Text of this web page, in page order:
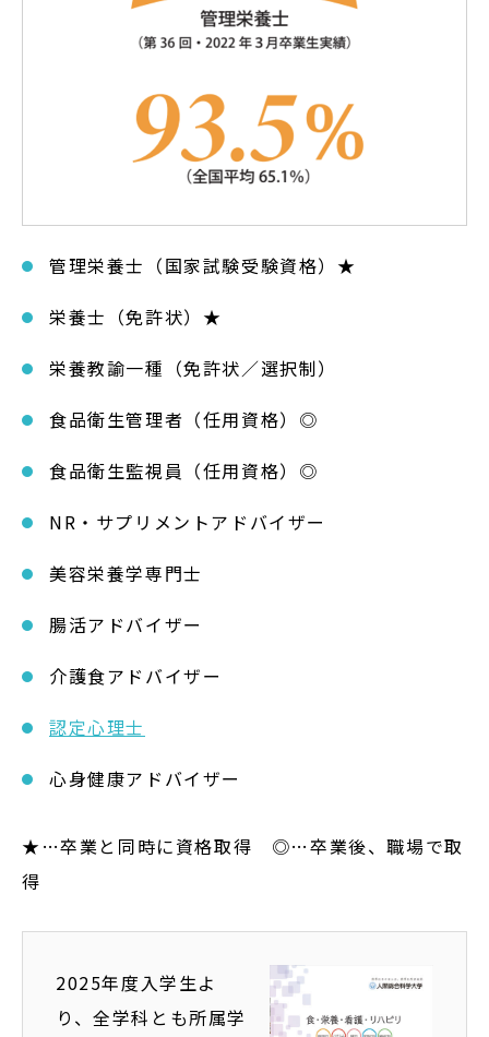
管理栄養士（国家試験受験資格）★
栄養士（免許状）★
栄養教諭一種（免許状／選択制）
食品衛生管理者（任用資格）◎
食品衛生監視員（任用資格）◎
NR・サプリメントアドバイザー
美容栄養学専門士
腸活アドバイザー
介護食アドバイザー
認定心理士
心身健康アドバイザー
★…卒業と同時に資格取得 ◎…卒業後、職場で取
得
2025年度入学生よ
り、全学科とも所属学